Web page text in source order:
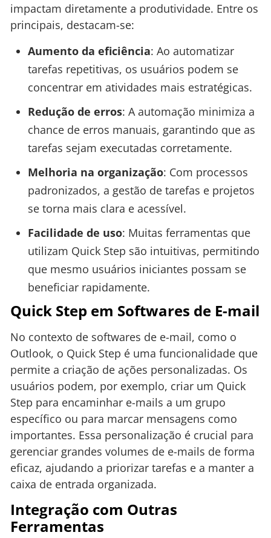
impactam diretamente a produtividade. Entre os
principais, destacam-se:
Aumento da eficiência: Ao automatizar
tarefas repetitivas, os usuários podem se
concentrar em atividades mais estratégicas.
Redução de erros: A automação minimiza a
chance de erros manuais, garantindo que as
tarefas sejam executadas corretamente.
Melhoria na organização: Com processos
padronizados, a gestão de tarefas e projetos
se torna mais clara e acessível.
Facilidade de uso: Muitas ferramentas que
utilizam Quick Step são intuitivas, permitindo
que mesmo usuários iniciantes possam se
beneficiar rapidamente.
Quick Step em Softwares de E-mail
No contexto de softwares de e-mail, como o
Outlook, o Quick Step é uma funcionalidade que
permite a criação de ações personalizadas. Os
usuários podem, por exemplo, criar um Quick
Step para encaminhar e-mails a um grupo
específico ou para marcar mensagens como
importantes. Essa personalização é crucial para
gerenciar grandes volumes de e-mails de forma
eficaz, ajudando a priorizar tarefas e a manter a
caixa de entrada organizada.
Integração com Outras
Ferramentas